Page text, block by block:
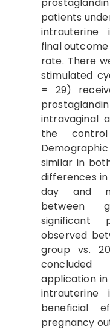
patients
intrauterine
final
rate. There
stimulated
= 29)
intravaginal
the
similar in
differences in
day and
between
significant
observed
group vs.
application
intrauterine
beneficial
pregnancy